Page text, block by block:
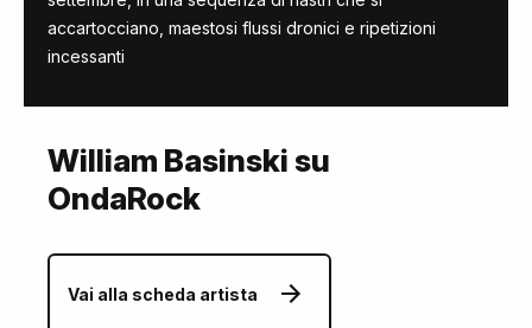
accartocciano, maestosi flussi dronici e ripetizioni
incessanti
William Basinski su
OndaRock
Vai alla scheda artista